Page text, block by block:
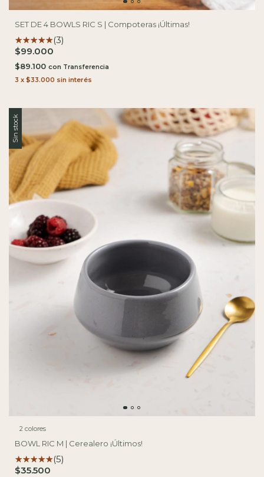
SET DE 4 BOWLS RIC S | Compoteras ¡Últimas!
(3)
$99.000
$89.100 con
3 x $33.000 sin interés
Sin stock
2 colores
BOWL RIC M | Cerealero ¡Últimos!
(5)
$35.500